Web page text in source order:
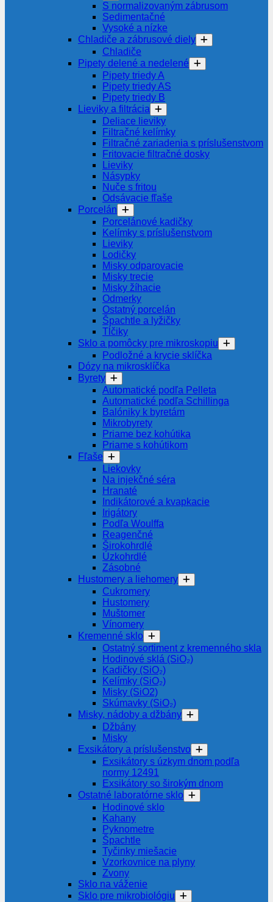
S normalizovaným zábrusom
Sedimentačné
Vysoké a nízke
Chladiče a zábrusové diely
Chladiče
Pipety delené a nedelené
Pipety triedy A
Pipety triedy AS
Pipety triedy B
Lieviky a filtrácia
Deliace lieviky
Filtračné kelímky
Filtračné zariadenia s príslušenstvom
Fritovacie filtračné dosky
Lieviky
Násypky
Nuče s fritou
Odsávacie fľaše
Porcelán
Porcelánové kadičky
Kelímky s príslušenstvom
Lieviky
Lodičky
Misky odparovacie
Misky trecie
Misky žíhacie
Odmerky
Ostatný porcelán
Špachtle a lyžičky
Tĺčiky
Sklo a pomôcky pre mikroskopiu
Podložné a krycie sklíčka
Dózy na mikrosklíčka
Byrety
Automatické podľa Pelleta
Automatické podľa Schillinga
Balóniky k byretám
Mikrobyrety
Priame bez kohútika
Priame s kohútikom
Fľaše
Liekovky
Na injekčné séra
Hranaté
Indikátorové a kvapkacie
Irigátory
Podľa Woulffa
Reagenčné
Širokohrdlé
Úzkohrdlé
Zásobné
Hustomery a liehomery
Cukromery
Hustomery
Muštomer
Vínomery
Kremenné sklo
Ostatný sortiment z kremenného skla
Hodinové sklá (SiO₂)
Kadičky (SiO₂)
Kelímky (SiO₂)
Misky (SiO2)
Skúmavky (SiO₂)
Misky, nádoby a džbány
Džbány
Misky
Exsikátory a príslušenstvo
Exsikátory s úzkym dnom podľa
normy 12491
Exsikátory so širokým dnom
Ostatné laboratórne sklo
Hodinové sklo
Kahany
Pyknometre
Špachtle
Tyčinky miešacie
Vzorkovnice na plyny
Zvony
Sklo na váženie
Sklo pre mikrobiológiu